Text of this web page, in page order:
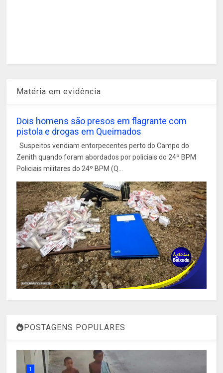
Matéria em evidência
Dois homens são presos em flagrante com
pistola e drogas em Queimados
Suspeitos vendiam entorpecentes perto do Campo do
Zenith quando foram abordados por policiais do 24º BPM
Policiais militares do 24º BPM (Q...
POSTAGENS POPULARES
1